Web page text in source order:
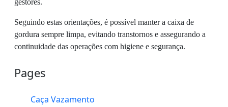
gestores.
Seguindo estas orientações, é possível manter a caixa de
gordura sempre limpa, evitando transtornos e assegurando a
continuidade das operações com higiene e segurança.
Pages
Caça Vazamento